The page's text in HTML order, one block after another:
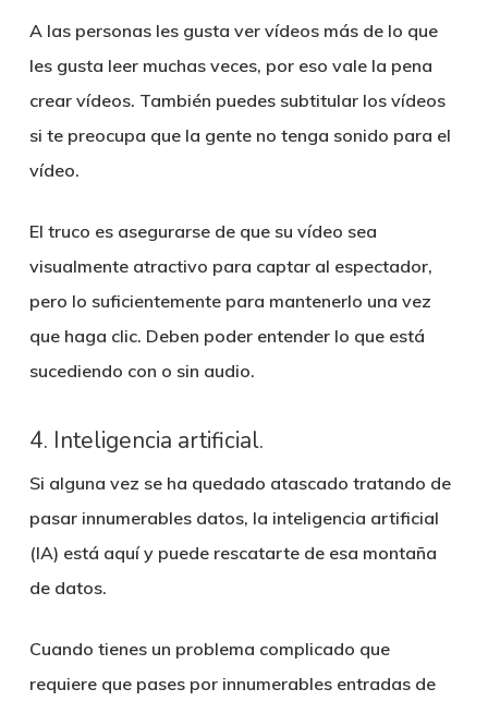
A las personas les gusta ver vídeos más de lo que
les gusta leer muchas veces, por eso vale la pena
crear vídeos. También puedes subtitular los vídeos
si te preocupa que la gente no tenga sonido para el
vídeo.
El truco es asegurarse de que su vídeo sea
visualmente atractivo para captar al espectador,
pero lo suficientemente para mantenerlo una vez
que haga clic. Deben poder entender lo que está
sucediendo con o sin audio.
4. Inteligencia artificial.
Si alguna vez se ha quedado atascado tratando de
pasar innumerables datos, la inteligencia artificial
(IA) está aquí y puede rescatarte de esa montaña
de datos.
Cuando tienes un problema complicado que
requiere que pases por innumerables entradas de